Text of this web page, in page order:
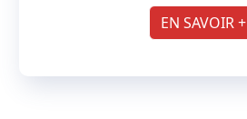
EN SAVOIR +